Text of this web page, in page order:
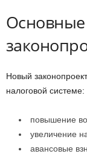
Новый
налоговой системе:
повышение
увеличение
авансовые